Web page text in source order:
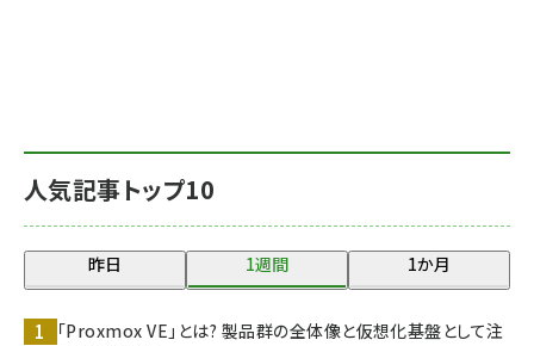
人気記事トップ10
昨日 1週間 1か月
「Proxmox VE」とは? 製品群の全体像と仮想化基盤として注